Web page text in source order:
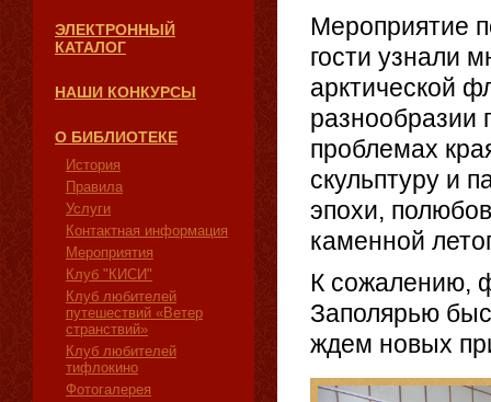
ЭЛЕКТРОННЫЙ
КАТАЛОГ
НАШИ КОНКУРСЫ
О БИБЛИОТЕКЕ
История
Правила
Услуги
Контактная информация
Мероприятия
Клуб "КИСИ"
Клуб любителей
путешествий «Ветер
странствий»
Клуб любителей
тифлокино
Фотогалерея
Мероприятие
гости узнали
арктической
разнообразии
проблемах
скульптуру и
эпохи,
каменной
К сожалению,
Заполярью
ждем новых